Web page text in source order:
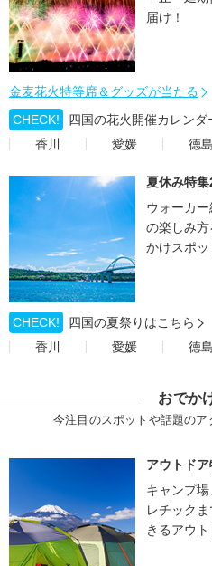
届け！
金麦花火特等席＆グッズが当たる
CHECK!
四国の花火開催カレンダ
香川
愛媛 徳島
夏休み特集
ウォーカ
の楽しみ
かけスポッ
CHECK!
四国の夏祭りはこちら
香川
愛媛 徳島
おでか
今注目のスポットや話題の
アウトド
キャンプ
レチック
きるアウ